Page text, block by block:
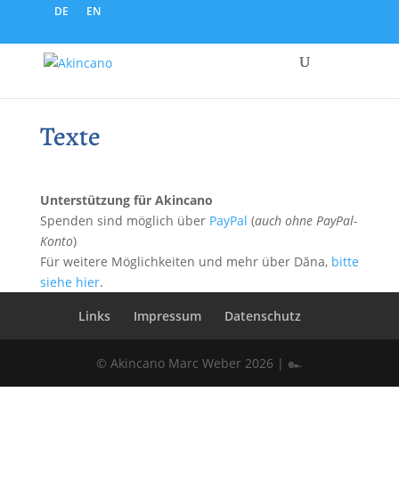
DE EN
Texte
Unterstützung für Akincano
Spenden sind möglich über PayPal (auch ohne PayPal-
Konto)
Für weitere Möglichkeiten und mehr über Dāna,bitte
siehe hier.
Links
Impressum Datenschutz
© Akincano Marc Weber 2026 | ๛